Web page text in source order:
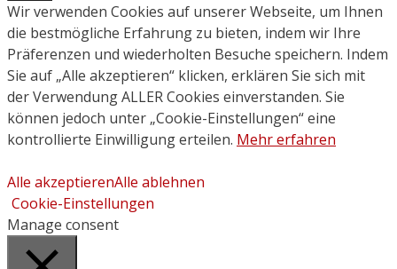
Wir verwenden Cookies auf unserer Webseite, um Ihnen
die bestmögliche Erfahrung zu bieten, indem wir Ihre
Präferenzen und wiederholten Besuche speichern. Indem
Sie auf „Alle akzeptieren“ klicken, erklären Sie sich mit
der Verwendung ALLER Cookies einverstanden. Sie
können jedoch unter „Cookie-Einstellungen“ eine
kontrollierte Einwilligung erteilen. Mehr erfahren
Alle akzeptierenAlle ablehnen
Cookie-Einstellungen
Manage consent